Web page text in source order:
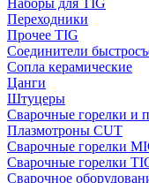
Наборы для TIG
Переходники
Прочее TIG
Соединители
Сопла керамические
Цанги
Штуцеры
Сварочные горелки и
Плазмотроны CUT
Сварочные горелки
Сварочные горелки
Сварочное